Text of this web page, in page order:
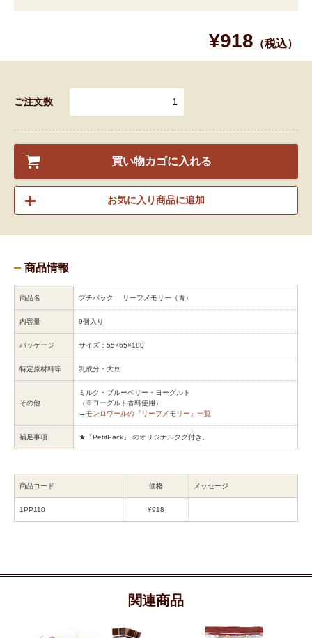
¥918 （税込）
ご注文数
買い物カゴに入れる
お気に入り商品に追加
商品情報
商品名 プチパック リーフメモリー（青）
内容量 9個入り
パッケージ サイズ：55×65×180
特定原材料等 乳成分・大豆
その他
ミルク・ブルーベリー・ヨーグルト
（※ヨーグルト香料使用）
→モンロワールの『リーフメモリー』一覧
補足事項 ★「PetitPack」 のオリジナルタグ付き。
商品コード 価格 メッセージ
1PP110 ¥918
関連商品